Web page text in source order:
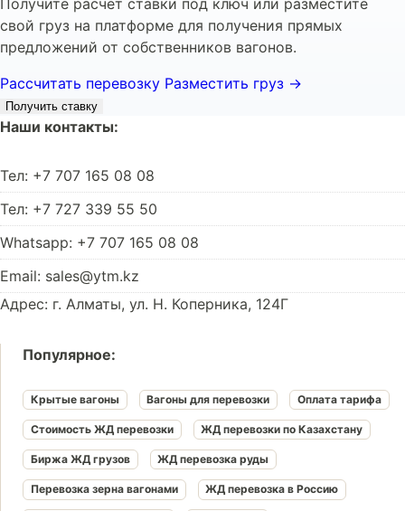
свой груз на платформе для получения прямых
предложений от собственников вагонов.
Рассчитать перевозку Разместить груз →
Получить ставку
Наши контакты:
Тел: +7 707 165 08 08
Тел: +7 727 339 55 50
Whatsapp: +7 707 165 08 08
Email: sales@ytm.kz
Адрес: г. Алматы, ул. Н. Коперника, 124Г
Популярное:
Крытые вагоны Вагоны для перевозки Оплата тарифа
Стоимость ЖД перевозки ЖД перевозки по Казахстану
Биржа ЖД грузов ЖД перевозка руды
Перевозка зерна вагонами ЖД перевозка в Россию